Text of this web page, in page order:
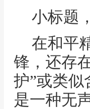
小标题
在和平
锋，还存
护”或类
是一种无